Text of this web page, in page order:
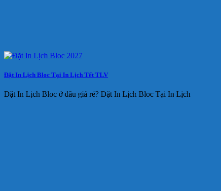
Đặt In Lịch Bloc Tại In Lịch Tết TLV
Đặt In Lịch Bloc ở đâu giá rẻ? Đặt In Lịch Bloc Tại In Lịch